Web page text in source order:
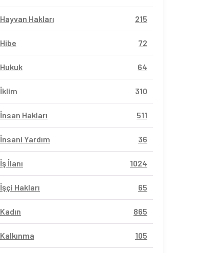
Hayvan Hakları 215
Hibe 72
Hukuk 64
İklim 310
İnsan Hakları 511
İnsani Yardım 36
İş İlanı 1024
İşçi Hakları 65
Kadın 865
Kalkınma 105